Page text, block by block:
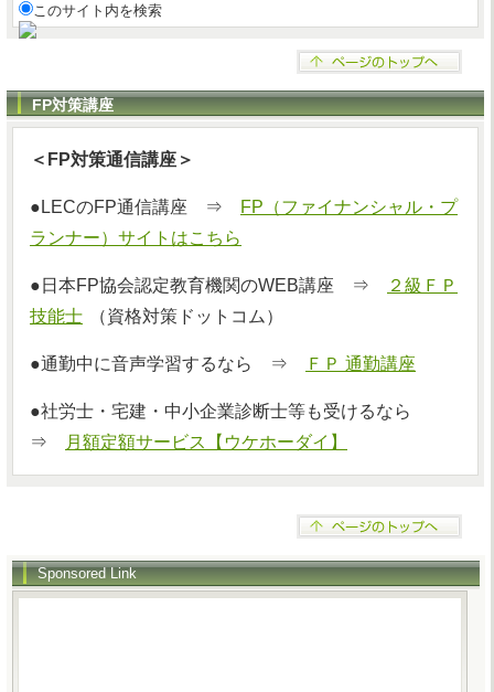
このサイト内を検索
FP対策講座
＜FP対策通信講座＞
●LECのFP通信講座 ⇒
FP（ファイナンシャル・プ
ランナー）サイトはこちら
●日本FP協会認定教育機関のWEB講座 ⇒
２級ＦＰ
技能士
（資格対策ドットコム）
●通勤中に音声学習するなら ⇒ ＦＰ 通勤講座
●社労士・宅建・中小企業診断士等も受けるなら
⇒
月額定額サービス【ウケホーダイ】
Sponsored Link